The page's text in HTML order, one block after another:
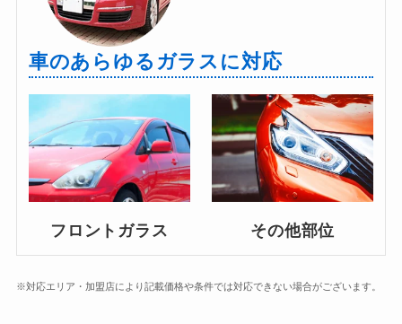
車のあらゆるガラスに対応
フロントガラス その他部位
※対応エリア・加盟店により記載価格や条件では対応できない場合がございます。